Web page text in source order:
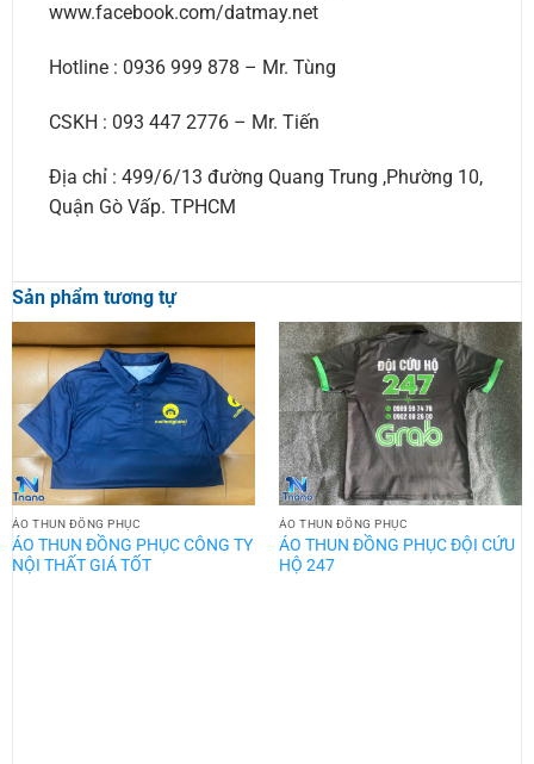
www.facebook.com/datmay.net
Hotline : 0936 999 878 – Mr. Tùng
CSKH : 093 447 2776 – Mr. Tiến
Địa chỉ : 499/6/13 đường Quang Trung ,Phường 10,
Quận Gò Vấp. TPHCM
Sản phẩm tương tự
ÁO THUN ĐỒNG PHỤC
ÁO THUN ĐỒNG PHỤC CÔNG TY
NỘI THẤT GIÁ TỐT
ÁO THUN ĐỒNG PHỤC
ÁO THUN ĐỒNG PHỤC ĐỘI CỨU
HỘ 247